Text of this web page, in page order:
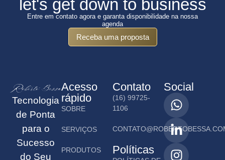
let's get down to business
Entre em contato agora e garanta disponibilidade na nossa
agenda
Receba uma proposta
Tecnologia
de Ponta
para o
Sucesso
do Seu
Acesso
rápido
SOBRE
SERVIÇOS
PRODUTOS
Contato
(16) 99725-
1106
Políticas
Social